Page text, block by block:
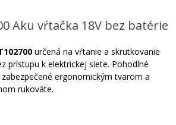
Aku vŕtačka 18V bez batérie
určená na vŕtanie a skrutkovanie
prístupu k elektrickej siete. Pohodlné
ergonomickým tvarom a
rukoväte.